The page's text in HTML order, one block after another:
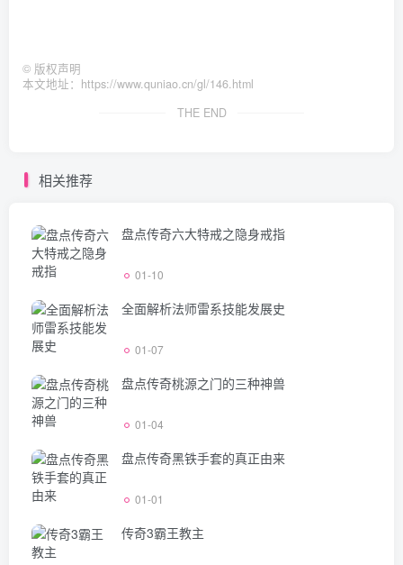
© 版权声明
本文地址：https://www.quniao.cn/gl/146.html
THE END
相关推荐
盘点传奇六大特戒之隐身戒指
01-10
全面解析法师雷系技能发展史
01-07
盘点传奇桃源之门的三种神兽
01-04
盘点传奇黑铁手套的真正由来
01-01
传奇3霸王教主